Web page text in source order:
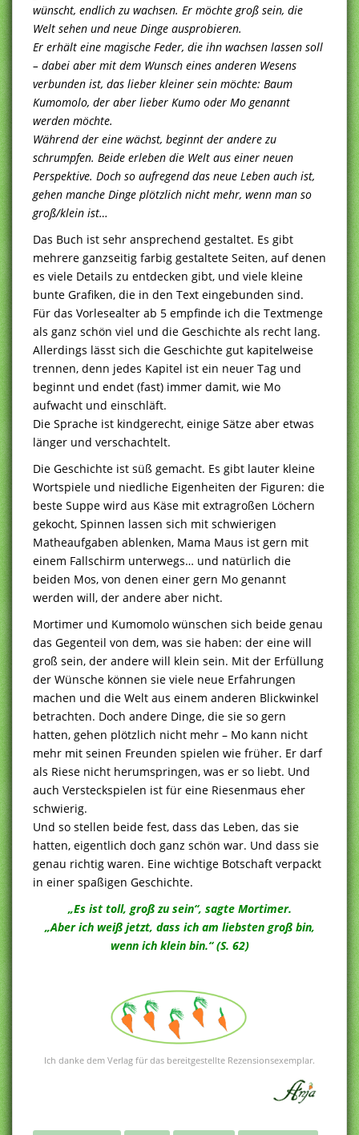
wünscht, endlich zu wachsen. Er möchte groß sein, die
Welt sehen und neue Dinge ausprobieren.
Er erhält eine magische Feder, die ihn wachsen lassen soll
– dabei aber mit dem Wunsch eines anderen Wesens
verbunden ist, das lieber kleiner sein möchte: Baum
Kumomolo, der aber lieber Kumo oder Mo genannt
werden möchte.
Während der eine wächst, beginnt der andere zu
schrumpfen. Beide erleben die Welt aus einer neuen
Perspektive. Doch so aufregend das neue Leben auch ist,
gehen manche Dinge plötzlich nicht mehr, wenn man so
groß/klein ist…
Das Buch ist sehr ansprechend gestaltet. Es gibt
mehrere ganzseitig farbig gestaltete Seiten, auf denen
es viele Details zu entdecken gibt, und viele kleine
bunte Grafiken, die in den Text eingebunden sind.
Für das Vorlesealter ab 5 empfinde ich die Textmenge
als ganz schön viel und die Geschichte als recht lang.
Allerdings lässt sich die Geschichte gut kapitelweise
trennen, denn jedes Kapitel ist ein neuer Tag und
beginnt und endet (fast) immer damit, wie Mo
aufwacht und einschläft.
Die Sprache ist kindgerecht, einige Sätze aber etwas
länger und verschachtelt.
Die Geschichte ist süß gemacht. Es gibt lauter kleine
Wortspiele und niedliche Eigenheiten der Figuren: die
beste Suppe wird aus Käse mit extragroßen Löchern
gekocht, Spinnen lassen sich mit schwierigen
Matheaufgaben ablenken, Mama Maus ist gern mit
einem Fallschirm unterwegs… und natürlich die
beiden Mos, von denen einer gern Mo genannt
werden will, der andere aber nicht.
Mortimer und Kumomolo wünschen sich beide genau
das Gegenteil von dem, was sie haben: der eine will
groß sein, der andere will klein sein. Mit der Erfüllung
der Wünsche können sie viele neue Erfahrungen
machen und die Welt aus einem anderen Blickwinkel
betrachten. Doch andere Dinge, die sie so gern
hatten, gehen plötzlich nicht mehr – Mo kann nicht
mehr mit seinen Freunden spielen wie früher. Er darf
als Riese nicht herumspringen, was er so liebt. Und
auch Versteckspielen ist für eine Riesenmaus eher
schwierig.
Und so stellen beide fest, dass das Leben, das sie
hatten, eigentlich doch ganz schön war. Und dass sie
genau richtig waren. Eine wichtige Botschaft verpackt
in einer spaßigen Geschichte.
„Es ist toll, groß zu sein“, sagte Mortimer.
„Aber ich weiß jetzt, dass ich am liebsten groß bin,
wenn ich klein bin.“ (S. 62)
Ich danke dem Verlag für das bereitgestellte Rezensionsexemplar.